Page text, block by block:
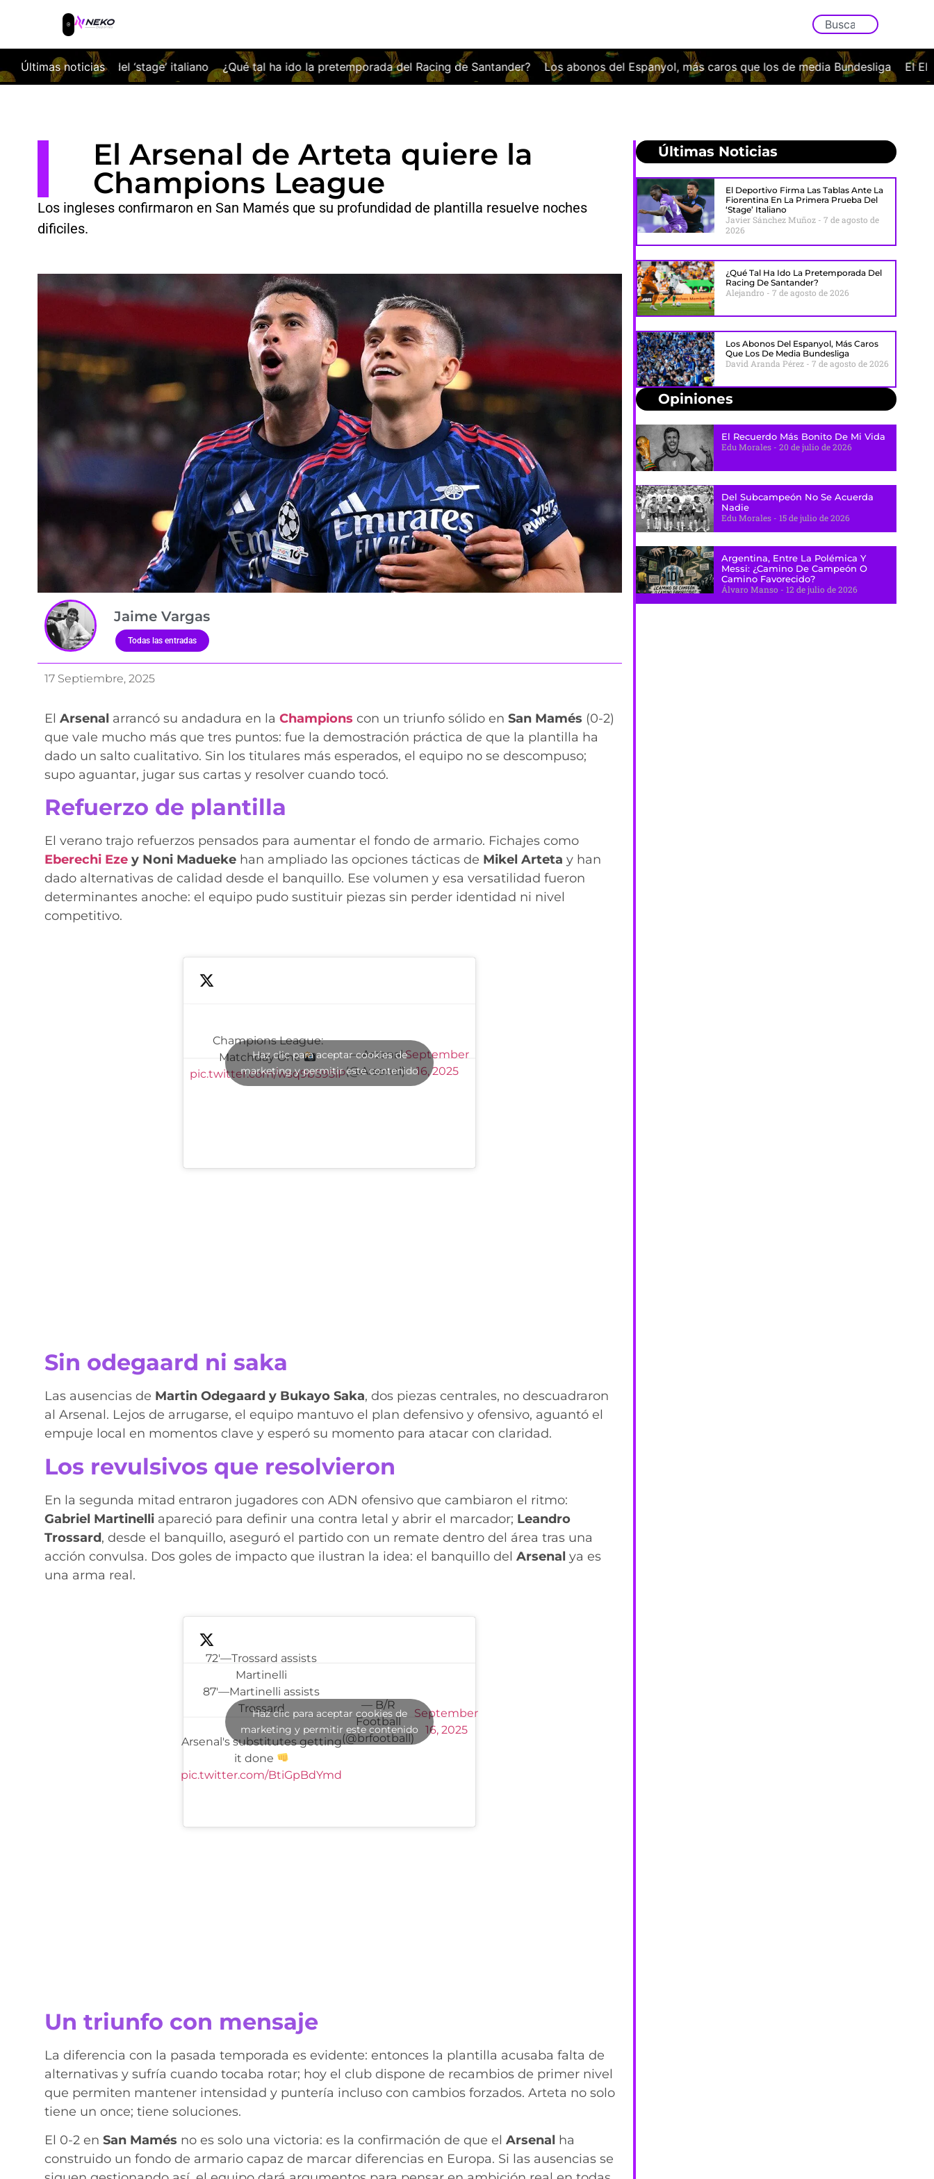
Últimas noticias
italiano ¿Qué tal ha ido la pretemporada del Racing de Santander? Los abonos del Espanyol, más caros que los de media Bundesliga El Elche CF oficializa el fichaje
El Arsenal de Arteta quiere la
Champions League
Los ingleses confirmaron en San Mamés que su profundidad de plantilla resuelve noches
dificiles.
Jaime Vargas
Todas las entradas
17 Septiembre, 2025
El Arsenal arrancó su andadura en la Champions con un triunfo sólido en San Mamés (0-2)
que vale mucho más que tres puntos: fue la demostración práctica de que la plantilla ha
dado un salto cualitativo. Sin los titulares más esperados, el equipo no se descompuso;
supo aguantar, jugar sus cartas y resolver cuando tocó.
Refuerzo de plantilla
El verano trajo refuerzos pensados para aumentar el fondo de armario. Fichajes como
Eberechi Eze y Noni Maduekehan ampliado las opciones tácticas de Mikel Arteta y han
dado alternativas de calidad desde el banquillo. Ese volumen y esa versatilidad fueron
determinantes anoche: el equipo pudo sustituir piezas sin perder identidad ni nivel
competitivo.
Champions League:
Matchday One
pic.twitter.com/wsq9bS95iP
— Arsenal
(@Arsenal)
September
16, 2025
Haz clic para aceptar cookies de
marketing y permitir este contenido
Sin odegaard ni saka
Las ausencias de Martin Odegaard y Bukayo Saka, dos piezas centrales, no descuadraron
al Arsenal. Lejos de arrugarse, el equipo mantuvo el plan defensivo y ofensivo, aguantó el
empuje local en momentos clave y esperó su momento para atacar con claridad.
Los revulsivos que resolvieron
En la segunda mitad entraron jugadores con ADN ofensivo que cambiaron el ritmo:
Gabriel Martinelliapareció para definir una contra letal y abrir el marcador; Leandro
Trossard, desde el banquillo, aseguró el partido con un remate dentro del área tras una
acción convulsa. Dos goles de impacto que ilustran la idea: el banquillo del Arsenal ya es
una arma real.
72'—Trossard assists
Martinelli
87'—Martinelli assists
Trossard
Arsenal's substitutes getting
it done
pic.twitter.com/BtiGpBdYmd
— B/R
Football
(@brfootball)
September
16, 2025
Haz clic para aceptar cookies de
marketing y permitir este contenido
Un triunfo con mensaje
La diferencia con la pasada temporada es evidente: entonces la plantilla acusaba falta de
alternativas y sufría cuando tocaba rotar; hoy el club dispone de recambios de primer nivel
que permiten mantener intensidad y puntería incluso con cambios forzados. Arteta no solo
tiene un once; tiene soluciones.
El 0-2 en San Mamés no es solo una victoria: es la confirmación de que el Arsenal ha
construido un fondo de armario capaz de marcar diferencias en Europa. Si las ausencias se
Últimas Noticias
El Deportivo Firma Las Tablas Ante La
Fiorentina En La Primera Prueba Del
‘stage’ Italiano
Javier Sánchez Muñoz
7 de agosto de
2026
¿Qué Tal Ha Ido La Pretemporada Del
Racing De Santander?
Alejandro 7 de agosto de 2026
Los Abonos Del Espanyol, Más Caros
Que Los De Media Bundesliga
David Aranda Pérez 7 de agosto de 2026
Opiniones
El Recuerdo Más Bonito De Mi Vida
Edu Morales
20 de julio de 2026
Del Subcampeón No Se Acuerda
Nadie
Edu Morales
15 de julio de 2026
Argentina, Entre La Polémica Y
Messi: ¿camino De Campeón O
Camino Favorecido?
Álvaro Manso
12 de julio de 2026